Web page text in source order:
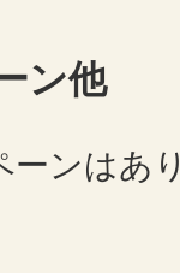
ン他
ーンはあ